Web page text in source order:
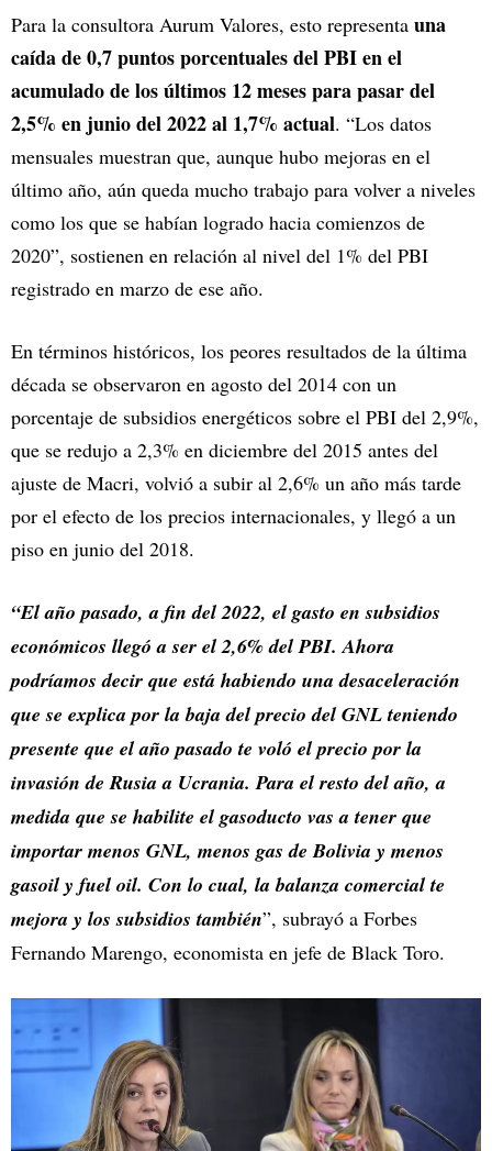
Para la consultora Aurum Valores, esto representa una
caída de 0,7 puntos porcentuales del PBI en el
acumulado de los últimos 12 meses para pasar del
2,5% en junio del 2022 al 1,7% actual. “Los datos
mensuales muestran que, aunque hubo mejoras en el
último año, aún queda mucho trabajo para volver a niveles
como los que se habían logrado hacia comienzos de
2020”, sostienen en relación al nivel del 1% del PBI
registrado en marzo de ese año.
En términos históricos, los peores resultados de la última
década se observaron en agosto del 2014 con un
porcentaje de subsidios energéticos sobre el PBI del 2,9%,
que se redujo a 2,3% en diciembre del 2015 antes del
ajuste de Macri, volvió a subir al 2,6% un año más tarde
por el efecto de los precios internacionales, y llegó a un
piso en junio del 2018.
“El año pasado, a fin del 2022, el gasto en subsidios
económicos llegó a ser el 2,6% del PBI. Ahora
podríamos decir que está habiendo una desaceleración
que se explica por la baja del precio del GNL teniendo
presente que el año pasado te voló el precio por la
invasión de Rusia a Ucrania. Para el resto del año, a
medida que se habilite el gasoducto vas a tener que
importar menos GNL, menos gas de Bolivia y menos
gasoil y fuel oil. Con lo cual, la balanza comercial te
mejora y los subsidios también”, subrayó a Forbes
Fernando Marengo, economista en jefe de Black Toro.